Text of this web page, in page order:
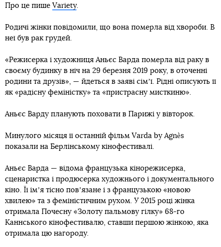
Про це пише Variety.
Родичі жінки повідомили, що вона померла від хвороби. В
неї був рак грудей.
«Режисерка і художниця Аньєс Варда померла від раку в
своєму будинку в ніч на 29 березня 2019 року, в оточенні
родини та друзів», — йдеться в заяві сімʼї. Рідні описують її
як «радісну феміністку» та «пристрасну мисткиню».
Аньєс Варду планують поховати в Парижі у вівторок.
Минулого місяця її останній фільм Varda by Agnès
показали на Берлінському кінофестивалі.
Аньєс Варда — відома французька кінорежисерка,
сценаристка і продюсерка художнього і документального
кіно. Її імʼя тісно повʼязане і з французькою «новою
хвилею» та з феміністичним рухом. У 2015 році жінка
отримала Почесну «Золоту пальмову гілку» 68-го
Каннського кінофестивалю, ставши першою жінкою, яка
отримала цю нагороду.